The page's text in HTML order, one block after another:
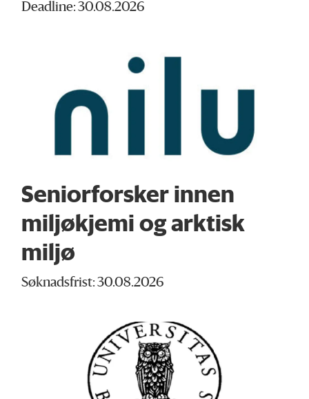
Deadline: 30.08.2026
Seniorforsker innen
miljøkjemi og arktisk
miljø
Søknadsfrist: 30.08.2026